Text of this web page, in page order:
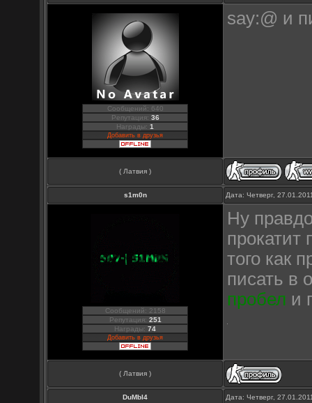
Сообщений: 640
Репутация: 36
Награды:1
Добавить в друзья
say:@ и
( Латвия )
s1m0n Дата: Четверг,
Сообщений: 2158
Репутация: 251
Награды:74
Добавить в друзья
Ну
прокатит
того как
писать в
пробел и
( Латвия )
DuMbI4 Дата: Четверг,